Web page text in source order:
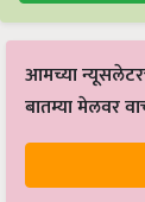
आमच्या
बातम्या मेलवर